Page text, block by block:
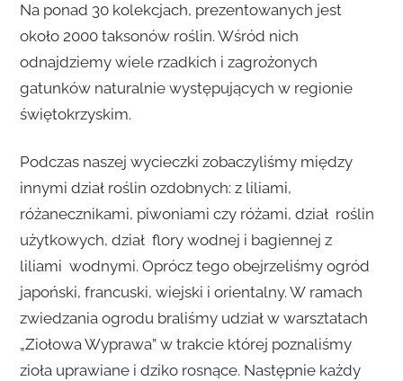
Na ponad 30 kolekcjach, prezentowanych jest
około 2000 taksonów roślin. Wśród nich
odnajdziemy wiele rzadkich i zagrożonych
gatunków naturalnie występujących w regionie
świętokrzyskim.
Podczas naszej wycieczki zobaczyliśmy między
innymi dział roślin ozdobnych: z liliami,
różanecznikami, piwoniami czy różami, dział roślin
użytkowych, dział flory wodnej i bagiennej z
liliami wodnymi. Oprócz tego obejrzeliśmy ogród
japoński, francuski, wiejski i orientalny. W ramach
zwiedzania ogrodu braliśmy udział w warsztatach
„Ziołowa Wyprawa” w trakcie której poznaliśmy
zioła uprawiane i dziko rosnące. Następnie każdy